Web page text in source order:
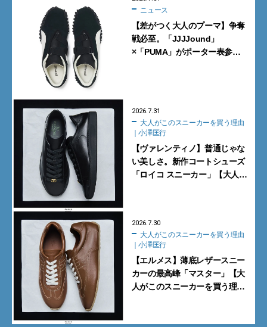
ニュース
【差がつく大人のプーマ】争奪
戦必至。「JJJJound」
×「PUMA」がポーター表参道
2026.7.31
｜小澤匡行
【ヴァレンティノ】普通じゃな
い美しさ。新作コートシューズ
「ロイコ スニーカー」【大人が
2026.7.30
｜小澤匡行
【エルメス】薄底レザースニー
カーの最高峰「マスター」【大
人がこのスニーカーを買う理由